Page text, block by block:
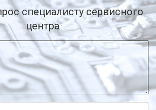
специалисту сервисного
центра